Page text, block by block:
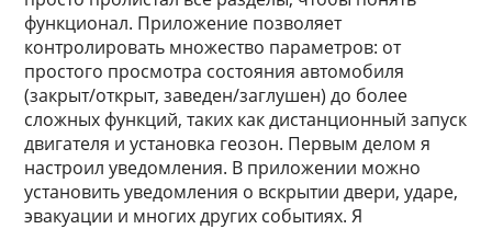
функционал. Приложение позволяет
контролировать множество параметров: от
простого просмотра состояния автомобиля
(закрыт/открыт, заведен/заглушен) до более
сложных функций, таких как дистанционный запуск
двигателя и установка геозон. Первым делом я
настроил уведомления. В приложении можно
установить уведомления о вскрытии двери, ударе,
эвакуации и многих других событиях. Я